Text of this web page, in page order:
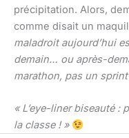
précipitation. Alors,
comme disait un
maladroit aujourd’hui
demain… ou après-
marathon, pas un sprint
« L’eye-liner biseauté :
la classe ! »